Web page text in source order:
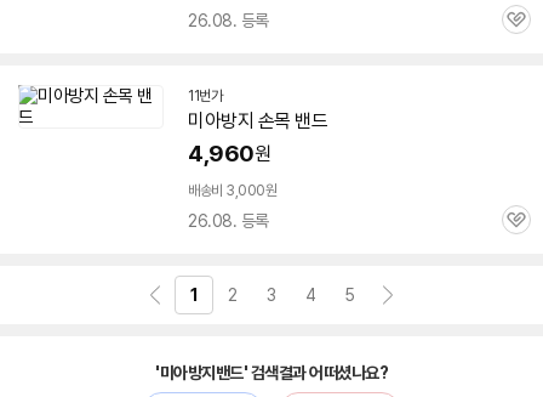
26.08. 등록
관
11번가
미아방지 손목 밴드
4,960원
배송비 3,000원
26.08. 등록
관
1 2 3 4 5
'미아방지밴드' 검색결과 어떠셨나요?